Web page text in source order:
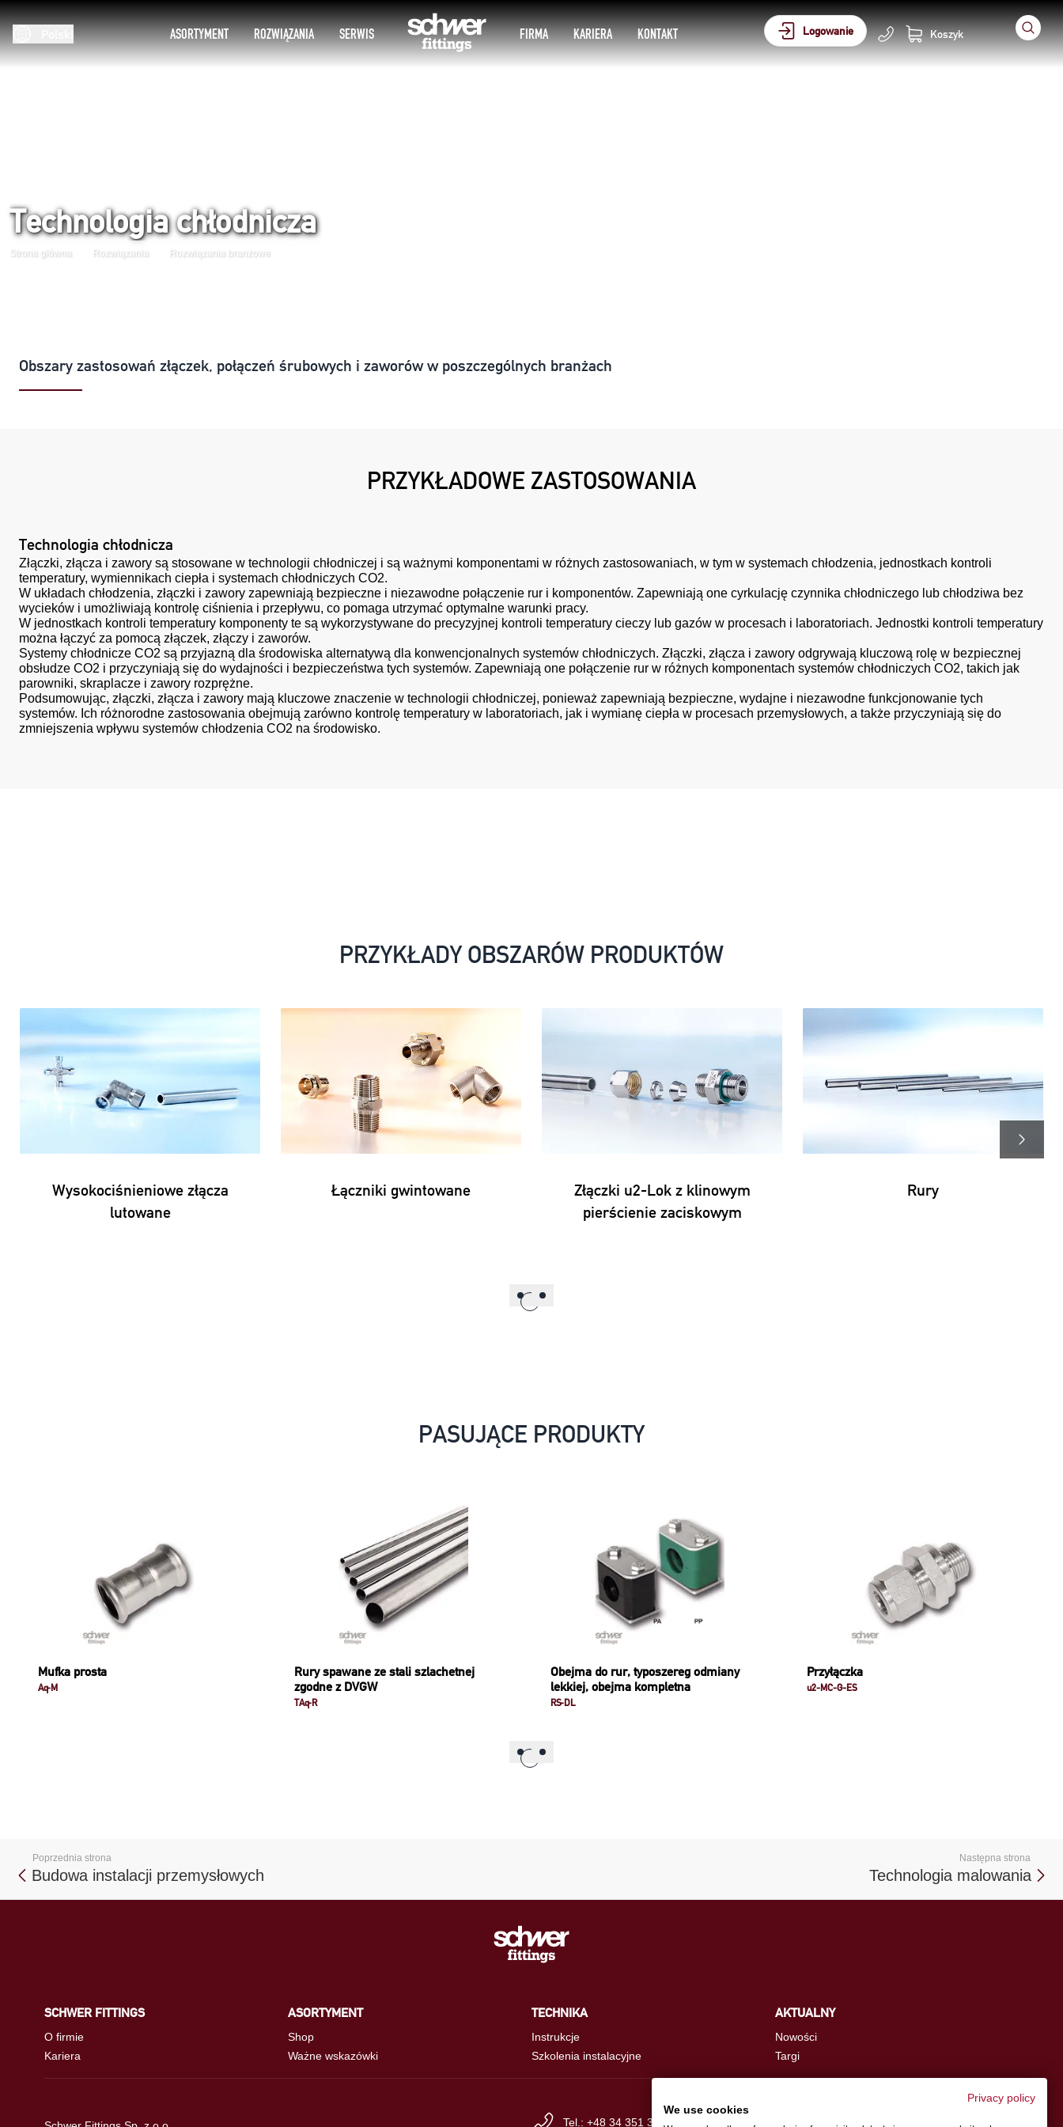
ASORTYMENT ROZWIĄZANIA SERWIS FIRMA KARIERA KONTAKT Logowanie Koszyk
Technologia chłodnicza
Strona główna Rozwiązania Rozwiązania branżowe
Obszary zastosowań złączek, połączeń śrubowych i zaworów w poszczególnych branżach
PRZYKŁADOWE ZASTOSOWANIA
Technologia chłodnicza
Złączki, złącza i zawory są stosowane w technologii chłodniczej i są ważnymi komponentami w różnych zastosowaniach, w tym w systemach chłodzenia, jednostkach kontroli
temperatury, wymiennikach ciepła i systemach chłodniczych CO2.
W układach chłodzenia, złączki i zawory zapewniają bezpieczne i niezawodne połączenie rur i komponentów. Zapewniają one cyrkulację czynnika chłodniczego lub chłodziwa bez
wycieków i umożliwiają kontrolę ciśnienia i przepływu, co pomaga utrzymać optymalne warunki pracy.
W jednostkach kontroli temperatury komponenty te są wykorzystywane do precyzyjnej kontroli temperatury cieczy lub gazów w procesach i laboratoriach. Jednostki kontroli temperatury
można łączyć za pomocą złączek, złączy i zaworów.
Systemy chłodnicze CO2 są przyjazną dla środowiska alternatywą dla konwencjonalnych systemów chłodniczych. Złączki, złącza i zawory odgrywają kluczową rolę w bezpiecznej
obsłudze CO2 i przyczyniają się do wydajności i bezpieczeństwa tych systemów. Zapewniają one połączenie rur w różnych komponentach systemów chłodniczych CO2, takich jak
parowniki, skraplacze i zawory rozprężne.
Podsumowując, złączki, złącza i zawory mają kluczowe znaczenie w technologii chłodniczej, ponieważ zapewniają bezpieczne, wydajne i niezawodne funkcjonowanie tych
systemów. Ich różnorodne zastosowania obejmują zarówno kontrolę temperatury w laboratoriach, jak i wymianę ciepła w procesach przemysłowych, a także przyczyniają się do
zmniejszenia wpływu systemów chłodzenia CO2 na środowisko.
PRZYKŁADY OBSZARÓW PRODUKTÓW
Wysokociśnieniowe złącza
lutowane
Łączniki gwintowane
Złączki u2-Lok z klinowym
pierścienie zaciskowym
Rury
PASUJĄCE PRODUKTY
Mufka prosta
Aq-M
Rury spawane ze stali szlachetnej
zgodne z DVGW
TAq-R
Obejma do rur, typoszereg odmiany
lekkiej, obejma kompletna
RS-DL
Przyłączka
u2-MC-G-ES
Poprzednia strona
Budowa instalacji przemysłowych
Następna strona
Technologia malowania
SCHWER FITTINGS
O firmie
Kariera
ASORTYMENT
Shop
Ważne wskazówki
TECHNIKA
Instrukcje
Szkolenia instalacyjne
AKTUALNY
Nowości
Targi
Tel.: +48 34 351 33 30
Privacy policy
We use cookies